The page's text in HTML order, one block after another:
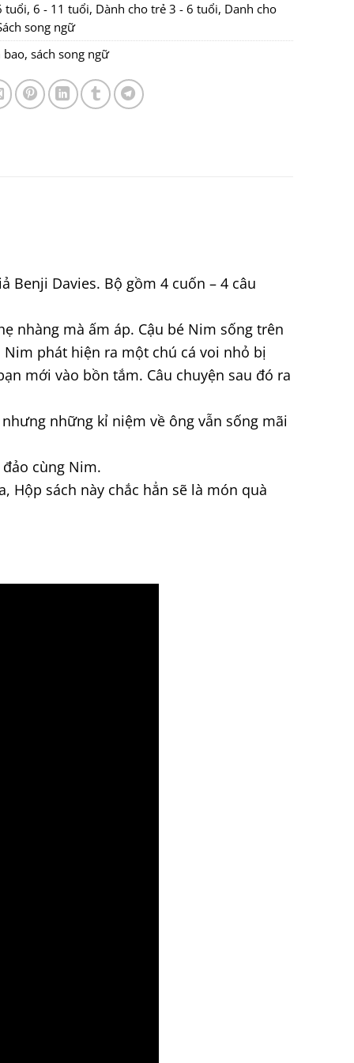
tuổi, 6 - 11 tuổi, Dành cho trẻ 3 - 6 tuổi, Danh cho
song ngữ
bao, sách song ngữ
Benji Davies. Bộ gồm 4 cuốn – 4 câu
nhàng mà ấm áp. Cậu bé Nim sống trên
phát hiện ra một chú cá voi nhỏ bị
mới vào bồn tắm. Câu chuyện sau đó ra
những kỉ niệm về ông vẫn sống mãi
cùng Nim.
sách này chắc hẳn sẽ là món quà